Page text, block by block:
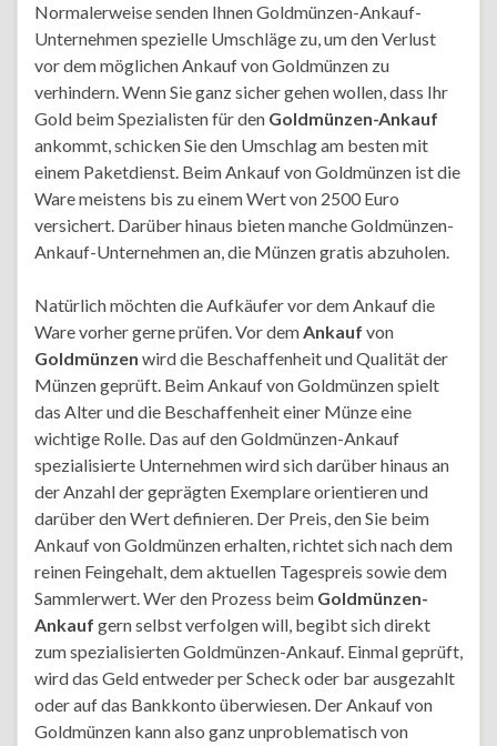
Normalerweise senden Ihnen Goldmünzen-Ankauf-
Unternehmen spezielle Umschläge zu, um den Verlust
vor dem möglichen Ankauf von Goldmünzen zu
verhindern. Wenn Sie ganz sicher gehen wollen, dass Ihr
Gold beim Spezialisten für den Goldmünzen-Ankauf
ankommt, schicken Sie den Umschlag am besten mit
einem Paketdienst. Beim Ankauf von Goldmünzen ist die
Ware meistens bis zu einem Wert von 2500 Euro
versichert. Darüber hinaus bieten manche Goldmünzen-
Ankauf-Unternehmen an, die Münzen gratis abzuholen.
Natürlich möchten die Aufkäufer vor dem Ankauf die
Ware vorher gerne prüfen. Vor demAnkauf von
Goldmünzen wird die Beschaffenheit und Qualität der
Münzen geprüft. Beim Ankauf von Goldmünzen spielt
das Alter und die Beschaffenheit einer Münze eine
wichtige Rolle. Das auf den Goldmünzen-Ankauf
spezialisierte Unternehmen wird sich darüber hinaus an
der Anzahl der geprägten Exemplare orientieren und
darüber den Wert definieren. Der Preis, den Sie beim
Ankauf von Goldmünzen erhalten, richtet sich nach dem
reinen Feingehalt, dem aktuellen Tagespreis sowie dem
Sammlerwert. Wer den Prozess beim Goldmünzen-
Ankauf gern selbst verfolgen will, begibt sich direkt
zum spezialisierten Goldmünzen-Ankauf. Einmal geprüft,
wird das Geld entweder per Scheck oder bar ausgezahlt
oder auf das Bankkonto überwiesen. Der Ankauf von
Goldmünzen kann also ganz unproblematisch von